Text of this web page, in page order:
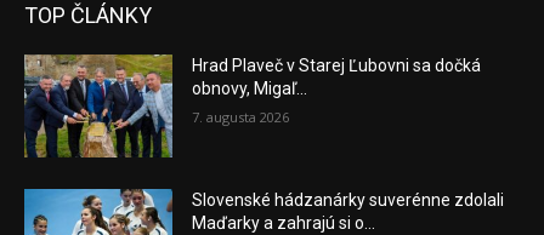
TOP ČLÁNKY
Hrad Plaveč v Starej Ľubovni sa dočká
obnovy, Migaľ...
7. augusta 2026
Slovenské hádzanárky suverénne zdolali
Maďarky a zahrajú si o...